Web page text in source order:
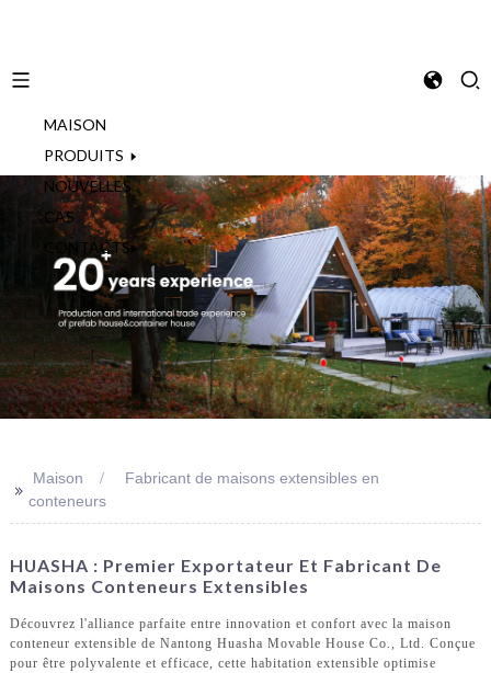
MAISON
PRODUITS
NOUVELLES
CAS
CONTACTS
>> Maison
Fabricant de maisons extensibles en
conteneurs
HUASHA : Premier Exportateur Et Fabricant De
Maisons Conteneurs Extensibles
Découvrez l'alliance parfaite entre innovation et confort avec la maison
conteneur extensible de Nantong Huasha Movable House Co., Ltd. Conçue
pour être polyvalente et efficace, cette habitation extensible optimise